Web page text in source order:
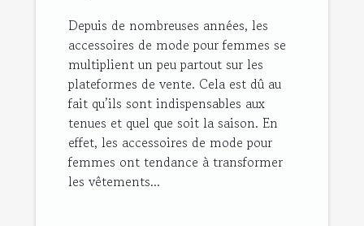
Depuis de nombreuses années, les
accessoires de mode pour femmes se
multiplient un peu partout sur les
plateformes de vente. Cela est dû au
fait qu’ils sont indispensables aux
tenues et quel que soit la saison. En
effet, les accessoires de mode pour
femmes ont tendance à transformer
les vêtements...